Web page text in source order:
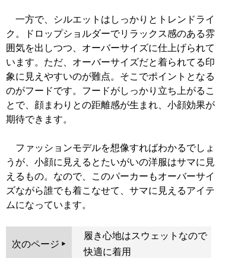
一方で、シルエットはしっかりとトレンドライ
ク。ドロップショルダーでリラックス感のある雰
囲気を出しつつ、オーバーサイズに仕上げられて
います。ただ、オーバーサイズだと着られてる印
象に見えやすいのが難点。そこでポイントとなる
のがフードです。フードがしっかり立ち上がるこ
とで、顔まわりとの距離感が生まれ、小顔効果が
期待できます。
ファッションモデルを想像すればわかるでしょ
うが、小顔に見えるとたいがいの洋服はサマに見
えるもの。なので、このパーカーもオーバーサイ
ズながら誰でも着こなせて、サマに見えるアイテ
ムになっています。
次のページ
履き心地はスウェットなので
快適に着用